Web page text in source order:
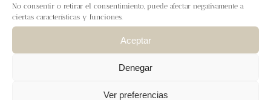
No consentir o retirar el consentimiento, puede afectar negativamente a
ciertas características y funciones.
Aceptar
Denegar
Ver preferencias
Newsletter
Carrito
Mi cuenta